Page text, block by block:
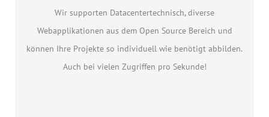
Wir supporten Datacentertechnisch, diverse
Webapplikationen aus dem Open Source Bereich und
können Ihre Projekte so individuell wie benötigt abbilden.
Auch bei vielen Zugriffen pro Sekunde!